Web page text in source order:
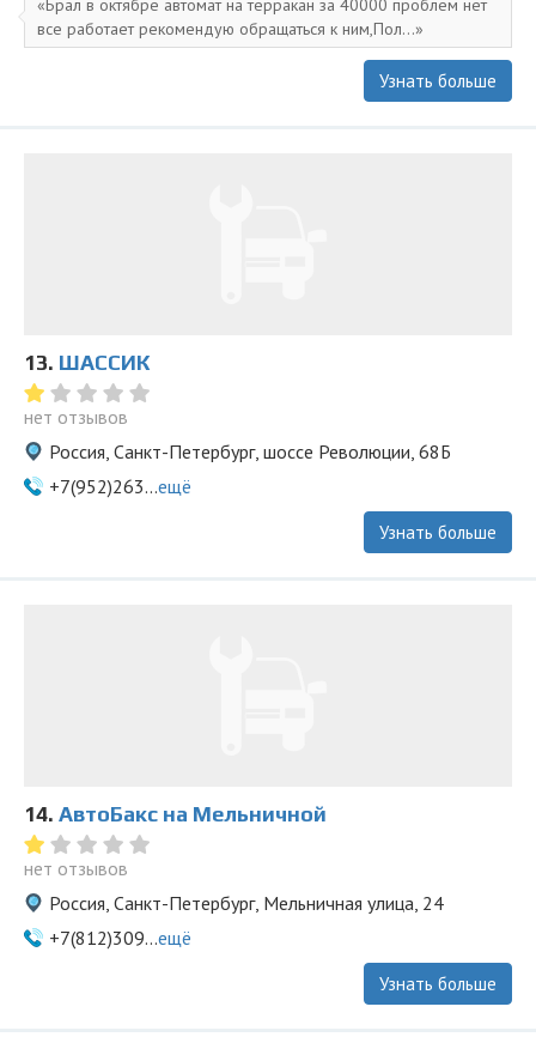
Брал в октябре автомат на терракан за 40000 проблем нет
все работает рекомендую обращаться к ним,Пол...
Узнать больше
13. ШАССИК
нет отзывов
Россия, Санкт-Петербург, шоссе Революции, 68Б
+7(952)263...ещё
Узнать больше
14. АвтоБакс на Мельничной
нет отзывов
Россия, Санкт-Петербург, Мельничная улица, 24
+7(812)309...ещё
Узнать больше